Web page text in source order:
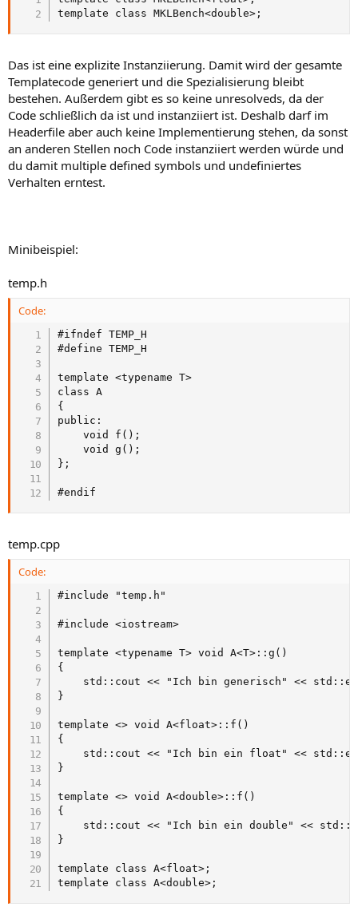
template class MKLBench<double>;
Das ist eine explizite Instanziierung. Damit wird der gesamte
Templatecode generiert und die Spezialisierung bleibt
bestehen. Außerdem gibt es so keine unresolveds, da der
Code schließlich da ist und instanziiert ist. Deshalb darf im
Headerfile aber auch keine Implementierung stehen, da sonst
an anderen Stellen noch Code instanziiert werden würde und
du damit multiple defined symbols und undefiniertes
Verhalten erntest.
Minibeispiel:
temp.h
Code:
#ifndef TEMP_H
#define TEMP_H
template <typename T>
class A
{
public:
	void f();
	void g();
};
#endif
temp.cpp
Code:
#include "temp.h"
#include <iostream>
template <typename T> void A<T>::g()
{
}
template <> void A<float>::f()
{
}
template <> void A<double>::f()
{
}
template class A<float>;
template class A<double>;